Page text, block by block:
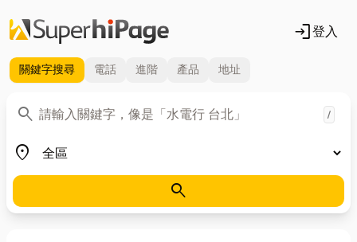
login登入
關鍵字搜尋 電話 進階 產品 地址
search
關鍵字 /
place
地區
search